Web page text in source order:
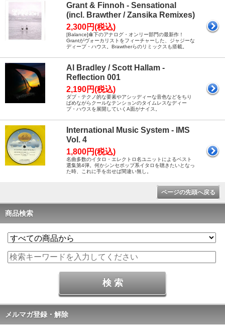
Grant & Finnoh - Sensational
(incl. Brawther / Zansika Remixes)
2,300円(税込)
[Balance]傘下のアナログ・オンリー部門の最新作！
Grantがヴォーカリストをフィーチャーした、ジャジーな
ディープ・ハウス。Brawtherらのリミックスも搭載。
Al Bradley / Scott Hallam -
Reflection 001
2,190円(税込)
ダブ・テクノ的な要素やアシッディーな音色などをちり
ばめながらクールなテンションのタイムレスなディー
プ・ハウスを展開していくA面がナイス。
International Music System - IMS
Vol. 4
1,800円(税込)
名曲多数のイタロ・エレクトロ名ユニットによるベスト
選集第4弾。何かシンセポップ系イタロを聴きたいとなっ
た時、これに手を出せば間違い無し。
ページの先頭へ戻る
商品検索
メルマガ登録・解除